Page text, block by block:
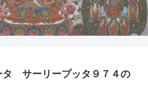
タ サーリープッタ９７４の